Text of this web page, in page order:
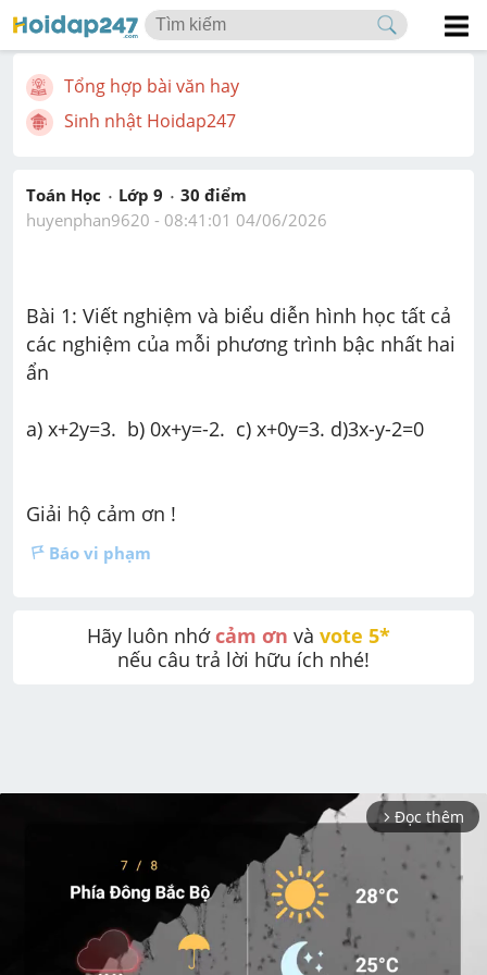
Tổng hợp bài văn hay
Sinh nhật Hoidap247
Toán Học Lớp 9 30 điểm
huyenphan9620 - 08:41:01 04/06/2026
Bài 1: Viết nghiệm và biểu diễn hình học tất cả
các nghiệm của mỗi phương trình bậc nhất hai
ẩn
a) x+2y=3.  b) 0x+y=-2.  c) x+0y=3. d)3x-y-2=0
Giải hộ cảm ơn !
Báo vi phạm
Hãy luôn nhớ cảm ơn và vote 5*
nếu câu trả lời hữu ích nhé!
arrow_forward_ios Đọc thêm